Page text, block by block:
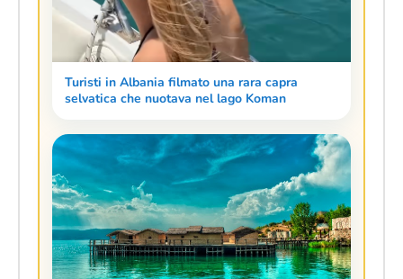
Turisti in Albania filmato una rara capra
selvatica che nuotava nel lago Koman